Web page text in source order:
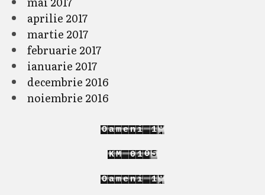
aprilie 2017
martie 2017
februarie 2017
ianuarie 2017
decembrie 2016
noiembrie 2016
Oameni
1
2
1
KM
0113
Oameni
1
2
1